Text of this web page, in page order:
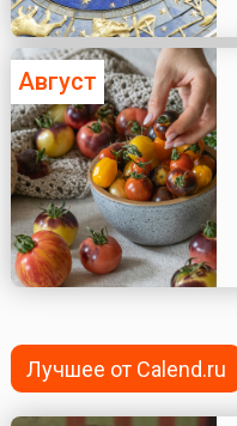
Август
Лучшее от Calend.ru